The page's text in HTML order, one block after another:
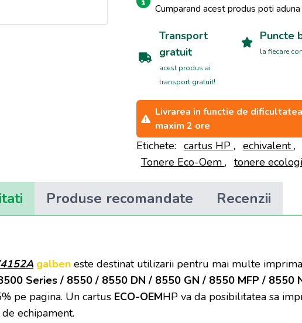
Cumparand acest produs poti aduna
Transport
gratuit
acest produs ai
transport gratuit!
Puncte
la fiecare
Livrarea in functie de
maxim 2 ore
Etichete: cartus HP , echivalent,
Tonere Eco-Oem , tonere
Produse recomandate Recenzii
galben este destinat utilizarii pentru mai multe
Series / 8550 / 8550 DN / 8550 GN / 8550 MFP / 8550
pe pagina. Un cartus ECO-OEMHP va da posibilitatea sa
echipament.